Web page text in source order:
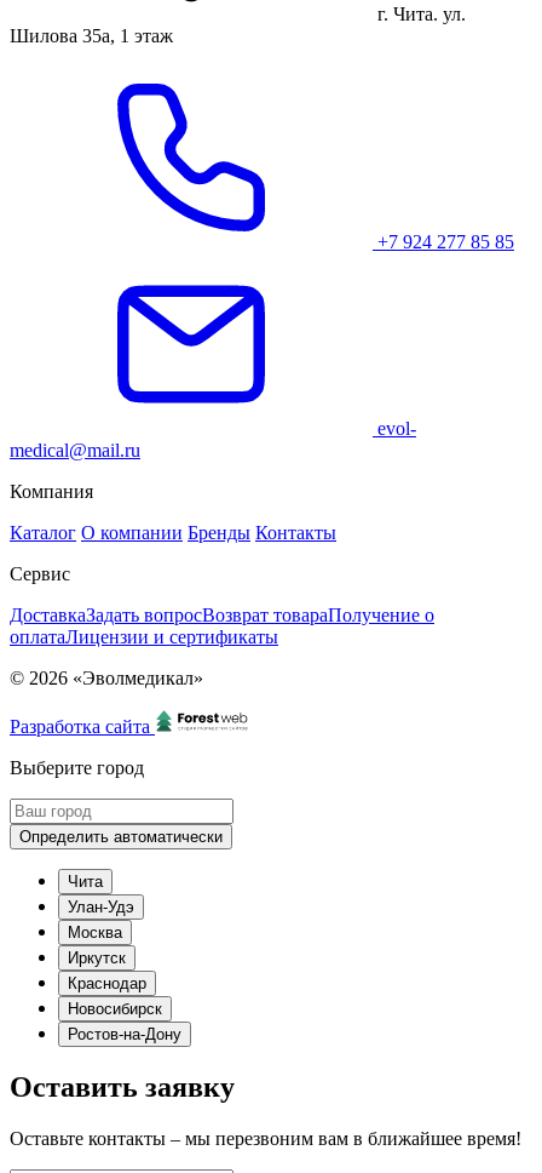
г. Чита. ул.
Шилова 35а, 1 этаж
+7 924 277 85 85
evol-
medical@mail.ru
Компания
Каталог О компании Бренды Контакты
Сервис
ДоставкаЗадать вопросВозврат товараПолучение о
оплатаЛицензии и сертификаты
© 2026 «Эволмедикал»
Разработка сайта
Выберите город
Определить автоматически
Чита
Улан-Удэ
Москва
Иркутск
Краснодар
Новосибирск
Ростов-на-Дону
Оставить заявку
Оставьте контакты – мы перезвоним вам в ближайшее время!